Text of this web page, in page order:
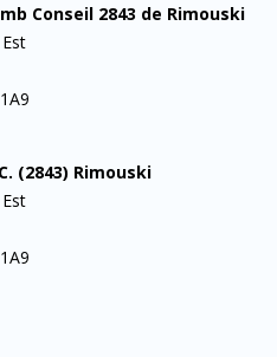
Conseil 2843 de Rimouski
(2843) Rimouski